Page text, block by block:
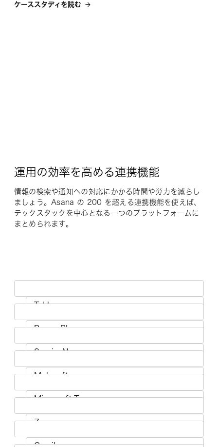
ケーススタディを読む
運用の効率を高める連携機能
情報の検索や通知への対応にかかる時間や労力を減らし
ましょう。Asana の 200 を超える連携機能を使えば、
テックスタックを中心となる一つのプラットフォームに
まとめられます。